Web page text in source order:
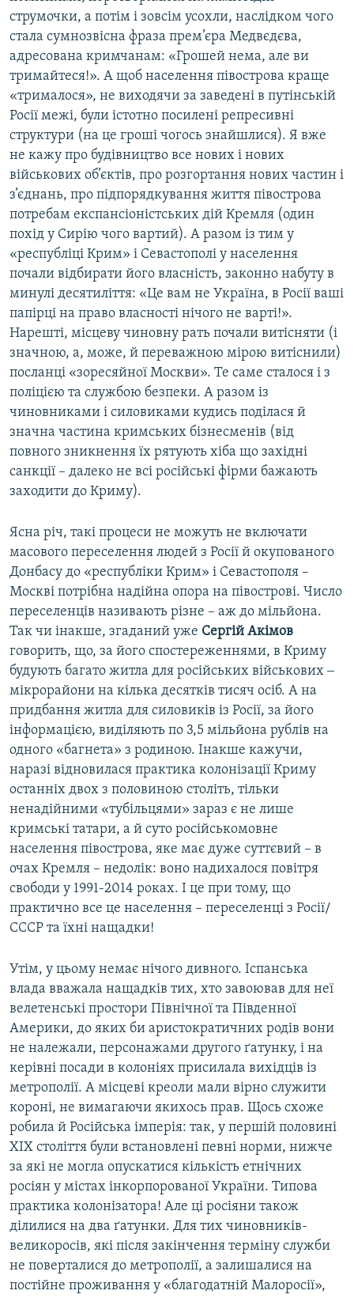
струмочки, а потім і зовсім усохли, наслідком чого
стала сумнозвісна фраза прем’єра Медвєдєва,
адресована кримчанам: «Грошей нема, але ви
тримайтеся!». А щоб населення півострова краще
«трималося», не виходячи за заведені в путінській
Росії межі, були істотно посилені репресивні
структури (на це гроші чогось знайшлися). Я вже
не кажу про будівництво все нових і нових
військових об’єктів, про розгортання нових частин і
з’єднань, про підпорядкування життя півострова
потребам експансіоністських дій Кремля (один
похід у Сирію чого вартий). А разом із тим у
«республіці Крим» і Севастополі у населення
почали відбирати його власність, законно набуту в
минулі десятиліття: «Це вам не Україна, в Росії ваші
папірці на право власності нічого не варті!».
Нарешті, місцеву чиновну рать почали витісняти (і
значною, а, може, й переважною мірою витіснили)
посланці «зоресяйної Москви». Те саме сталося і з
поліцією та службою безпеки. А разом із
чиновниками і силовиками кудись поділася й
значна частина кримських бізнесменів (від
повного зникнення їх рятують хіба що західні
санкції – далеко не всі російські фірми бажають
заходити до Криму).
Ясна річ, такі процеси не можуть не включати
масового переселення людей з Росії й окупованого
Донбасу до «республіки Крим» і Севастополя –
Москві потрібна надійна опора на півострові. Число
переселенців називають різне – аж до мільйона.
Так чи інакше, згаданий уже Сергій Акімов
говорить, що, за його спостереженнями, в Криму
будують багато житла для російських військових ‒
мікрорайони на кілька десятків тисяч осіб. А на
придбання житла для силовиків із Росії, за його
інформацією, виділяють по 3,5 мільйона рублів на
одного «багнета» з родиною. Інакше кажучи,
наразі відновилася практика колонізації Криму
останніх двох з половиною століть, тільки
ненадійними «тубільцями» зараз є не лише
кримські татари, а й суто російськомовне
населення півострова, яке має дуже суттєвий – в
очах Кремля – недолік: воно надихалося повітря
свободи у 1991-2014 роках. І це при тому, що
практично все це населення – переселенці з Росії/
СССР та їхні нащадки!
Утім, у цьому немає нічого дивного. Іспанська
влада вважала нащадків тих, хто завоював для неї
велетенські простори Північної та Південної
Америки, до яких би аристократичних родів вони
не належали, персонажами другого ґатунку, і на
керівні посади в колоніях присилала вихідців із
метрополії. А місцеві креоли мали вірно служити
короні, не вимагаючи якихось прав. Щось схоже
робила й Російська імперія: так, у першій половині
ХІХ століття були встановлені певні норми, нижче
за які не могла опускатися кількість етнічних
росіян у містах інкорпорованої України. Типова
практика колонізатора! Але ці росіяни також
ділилися на два ґатунки. Для тих чиновників-
великоросів, які після закінчення терміну служби
не поверталися до метрополії, а залишалися на
постійне проживання у «благодатній Малоросії»,